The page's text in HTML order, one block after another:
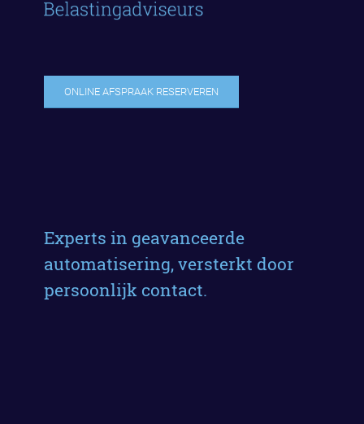
ONLINE AFSPRAAK RESERVEREN
Experts in geavanceerde
automatisering, versterkt door
persoonlijk contact.